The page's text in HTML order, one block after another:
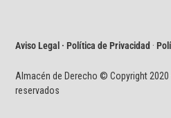
Aviso Legal · Política de Privacidad ·
Almacén de Derecho © Copyright 2020
reservados